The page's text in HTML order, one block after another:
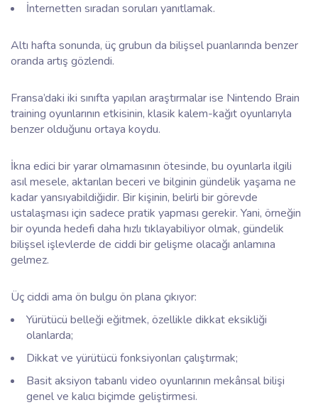
İnternetten sıradan soruları yanıtlamak.
Altı hafta sonunda, üç grubun da bilişsel puanlarında benzer
oranda artış gözlendi.
Fransa’daki iki sınıfta yapılan araştırmalar ise Nintendo Brain
training oyunlarının etkisinin, klasik kalem-kağıt oyunlarıyla
benzer olduğunu ortaya koydu.
İkna edici bir yarar olmamasının ötesinde, bu oyunlarla ilgili
asıl mesele, aktarılan beceri ve bilginin gündelik yaşama ne
kadar yansıyabildiğidir. Bir kişinin, belirli bir görevde
ustalaşması için sadece pratik yapması gerekir. Yani, örneğin
bir oyunda hedefi daha hızlı tıklayabiliyor olmak, gündelik
bilişsel işlevlerde de ciddi bir gelişme olacağı anlamına
gelmez.
Üç ciddi ama ön bulgu ön plana çıkıyor:
Yürütücü belleği eğitmek, özellikle dikkat eksikliği
olanlarda;
Dikkat ve yürütücü fonksiyonları çalıştırmak;
Basit aksiyon tabanlı video oyunlarının mekânsal bilişi
genel ve kalıcı biçimde geliştirmesi.